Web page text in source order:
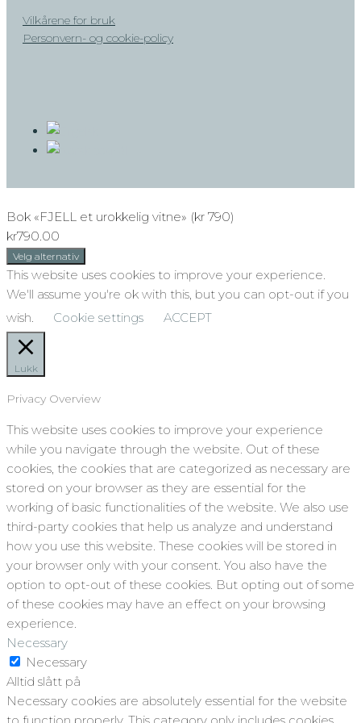
Vilkårene for bruk
Personvern- og cookie-policy
Bok «FJELL et urokkelig vitne» (kr 790)
kr790.00
Velg alternativ
This website uses cookies to improve your experience.
We'll assume you're ok with this, but you can opt-out if you
wish.
Cookie settings ACCEPT
Lukk
Privacy Overview
This website uses cookies to improve your experience
while you navigate through the website. Out of these
cookies, the cookies that are categorized as necessary are
stored on your browser as they are essential for the
working of basic functionalities of the website. We also use
third-party cookies that help us analyze and understand
how you use this website. These cookies will be stored in
your browser only with your consent. You also have the
option to opt-out of these cookies. But opting out of some
of these cookies may have an effect on your browsing
experience.
Necessary
Necessary
Alltid slått på
Necessary cookies are absolutely essential for the website
to function properly. This category only includes cookies